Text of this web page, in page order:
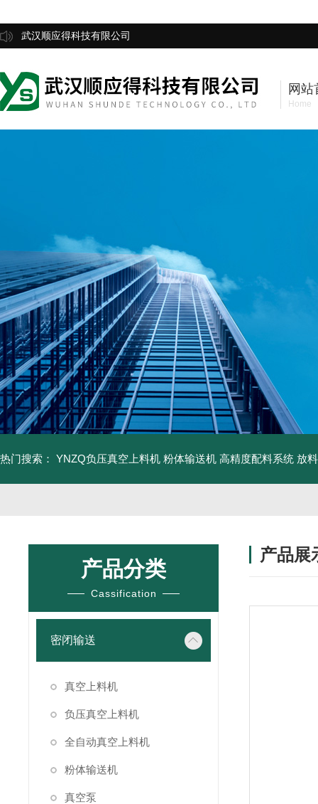
武汉顺应得科技有限公司
网站
Home
热门搜索： YNZQ负压真空上料机 粉体输送机 高精度配料系统 放
产品分类
Cassification
密闭输送
真空上料机
负压真空上料机
全自动真空上料机
粉体输送机
真空泵
产品展